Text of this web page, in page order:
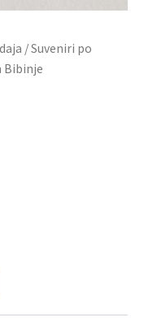
/Suveniri po
Bibinje